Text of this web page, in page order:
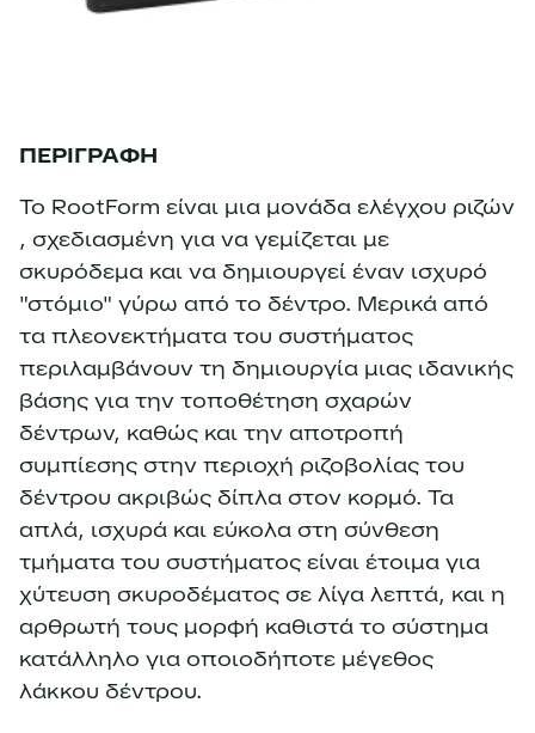
ΠΕΡΙΓΡΑΦΗ
Το RootForm είναι μια μονάδα ελέγχου ριζών
, σχεδιασμένη για να γεμίζεται με
σκυρόδεμα και να δημιουργεί έναν ισχυρό
"στόμιο" γύρω από το δέντρο. Μερικά από
τα πλεονεκτήματα του συστήματος
περιλαμβάνουν τη δημιουργία μιας ιδανικής
βάσης για την τοποθέτηση σχαρών
δέντρων, καθώς και την αποτροπή
συμπίεσης στην περιοχή ριζοβολίας του
δέντρου ακριβώς δίπλα στον κορμό. Τα
απλά, ισχυρά και εύκολα στη σύνθεση
τμήματα του συστήματος είναι έτοιμα για
χύτευση σκυροδέματος σε λίγα λεπτά, και η
αρθρωτή τους μορφή καθιστά το σύστημα
κατάλληλο για οποιοδήποτε μέγεθος
λάκκου δέντρου.